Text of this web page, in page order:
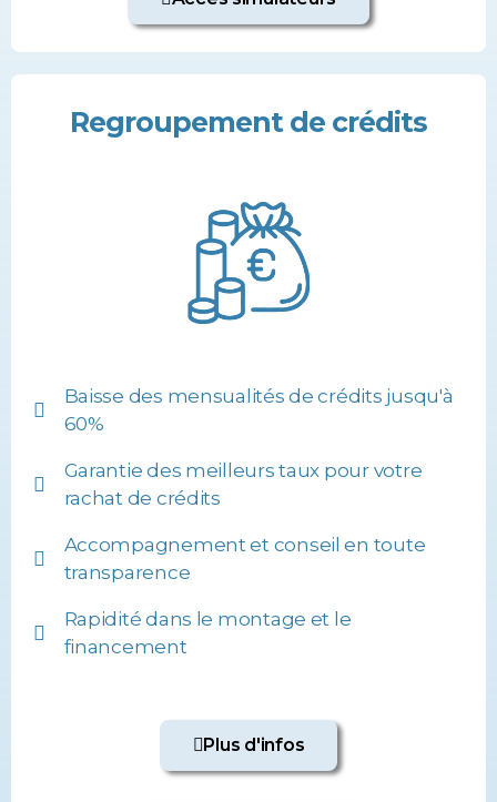
Regroupement de crédits
Baisse des mensualités de crédits jusqu'à
60%
Garantie des meilleurs taux pour votre
rachat de crédits
Accompagnement et conseil en toute
transparence
Rapidité dans le montage et le
financement
Plus d'infos